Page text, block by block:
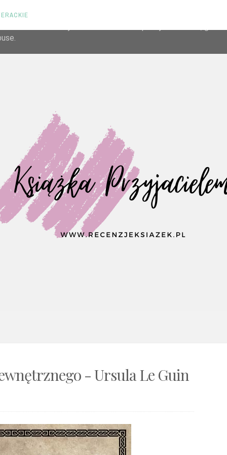
- Ursula Le Guin
its services and to analyze traffic. Your IP address and